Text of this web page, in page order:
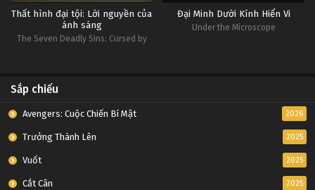
Thất hình đại tội: Lời nguyền của
ánh sáng
The Seven Deadly Sins: Cursed by
Đại Minh Dưới Kính Hiển Vi
Under the Microscope
Sắp chiếu
Avengers: Cuộc Chiến Bí Mật 2026
Trưởng Thành Lên 2025
Vuốt 2025
Cắt Cân 2025